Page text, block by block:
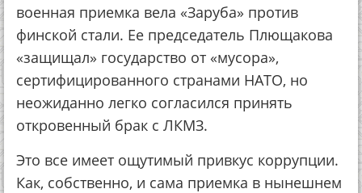
военная приемка вела «Заруба» против
финской стали. Ее председатель Плющакова
«защищал» государство от «мусора»,
сертифицированного странами НАТО, но
неожиданно легко согласился принять
откровенный брак с ЛКМЗ.
Это все имеет ощутимый привкус коррупции.
Как, собственно, и сама приемка в нынешнем